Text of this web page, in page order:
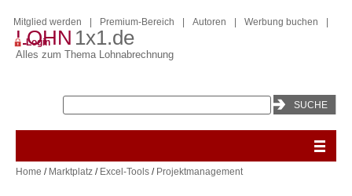
LOHN 1x1.de
Alles zum Thema Lohnabrechnung
Mitglied werden Premium-Bereich Autoren Werbung buchen
Login
Home / Marktplatz / Excel-Tools / Projektmanagement